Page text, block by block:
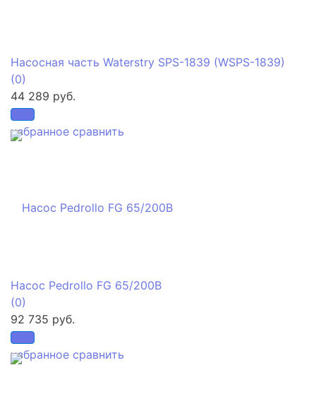
избранное сравнить
Насосная часть Waterstry SPS-1839 (WSPS-1839)
(0)
44 289 руб.
избранное сравнить
Насос Pedrollo FG 65/200B
(0)
92 735 руб.